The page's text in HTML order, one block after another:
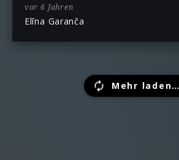
vor 6 Jahren
Elīna Garanča
Mehr laden…